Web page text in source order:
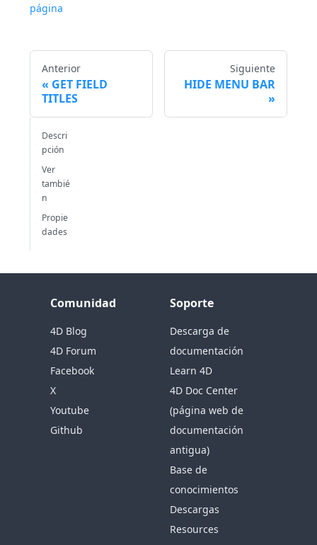
página
Anterior
GET FIELD
TITLES
Siguiente
HIDE MENU BAR
Descri
pción
Ver
tambié
n
Propie
dades
Comunidad
4D Blog
4D Forum
Facebook
X
Youtube
Github
Soporte
Descarga de
documentación
Learn 4D
4D Doc Center
(página web de
documentación
antigua)
Base de
conocimientos
Descargas
Resources